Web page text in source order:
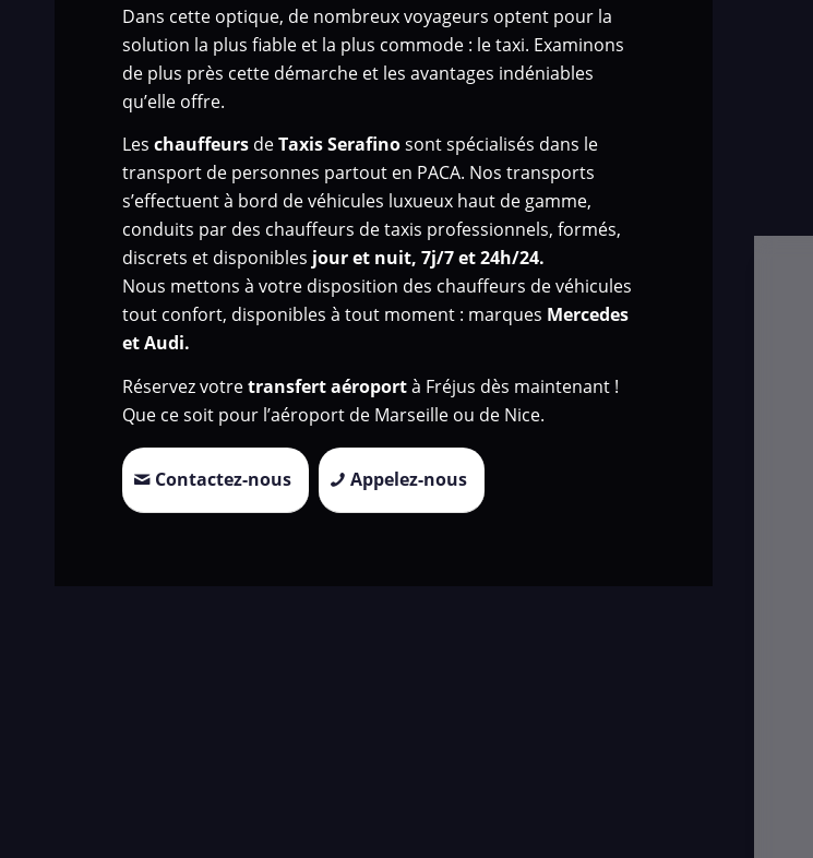
Dans cette optique, de nombreux voyageurs optent pour la
solution la plus fiable et la plus commode : le taxi. Examinons
de plus près cette démarche et les avantages indéniables
qu’elle offre.
Leschauffeurs deTaxis Serafinosont spécialisés dans le
transport de personnes partout en PACA. Nos transports
s’effectuent à bord de véhicules luxueux haut de gamme,
conduits par des chauffeurs de taxis professionnels, formés,
discrets et disponibles jour et nuit, 7j/7 et 24h/24.
Nous mettons à votre disposition des chauffeurs de véhicules
tout confort, disponibles à tout moment : marques Mercedes
et Audi.
Réservez votretransfert aéroportà Fréjus dès maintenant !
Que ce soit pour l’aéroport de Marseille ou de Nice.
Contactez-nous Appelez-nous